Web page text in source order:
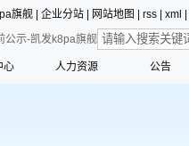
旗舰 企业分站 网站地图 rss xml
公示-凯发k8pa旗舰
心 人力资源 公告